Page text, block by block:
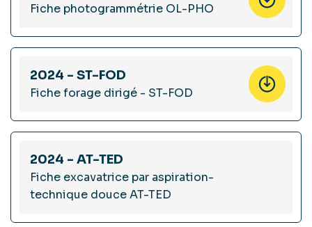
Fiche photogrammétrie OL-PHO
2024 - ST-FOD
Fiche forage dirigé - ST-FOD
2024 - AT-TED
Fiche excavatrice par aspiration-
technique douce AT-TED